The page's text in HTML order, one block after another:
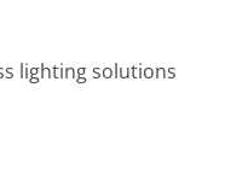
lighting solutions